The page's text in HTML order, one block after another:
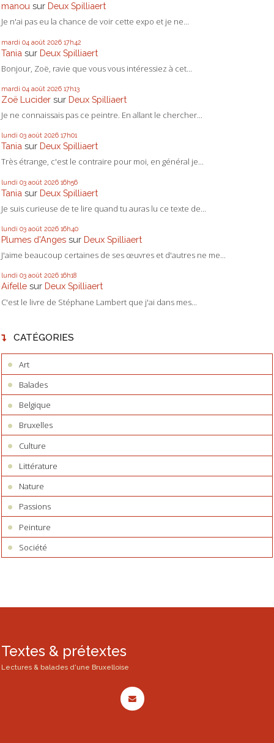
manou sur Deux Spilliaert
Je n'ai pas eu la chance de voir cette expo et je ne...
mardi 04 août 2026 17h42
Tania sur Deux Spilliaert
Bonjour, Zoë, ravie que vous vous intéressiez à cet...
mardi 04 août 2026 17h13
Zoë Lucider sur Deux Spilliaert
Je ne connaissais pas ce peintre. En allant le chercher...
lundi 03 août 2026 17h01
Tania sur Deux Spilliaert
Très étrange, c'est le contraire pour moi, en général je...
lundi 03 août 2026 16h56
Tania sur Deux Spilliaert
Je suis curieuse de te lire quand tu auras lu ce texte de...
lundi 03 août 2026 16h40
Plumes d'Anges sur Deux Spilliaert
J'aime beaucoup certaines de ses œuvres et d'autres ne me...
lundi 03 août 2026 16h18
Aifelle sur Deux Spilliaert
C'est le livre de Stéphane Lambert que j'ai dans mes...
CATÉGORIES
Art
Balades
Belgique
Bruxelles
Culture
Littérature
Nature
Passions
Peinture
Société
Textes & prétextes
Lectures & balades d'une Bruxelloise